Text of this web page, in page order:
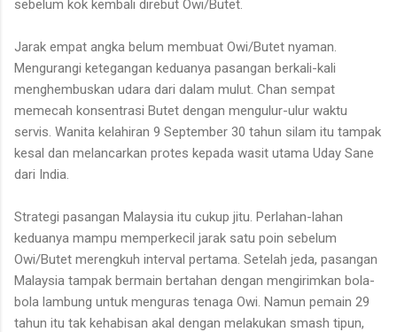
sebelum kok kembali direbut Owi/Butet.
Jarak empat angka belum membuat Owi/Butet nyaman.
Mengurangi ketegangan keduanya pasangan berkali-kali
menghembuskan udara dari dalam mulut. Chan sempat
memecah konsentrasi Butet dengan mengulur-ulur waktu
servis. Wanita kelahiran 9 September 30 tahun silam itu tampak
kesal dan melancarkan protes kepada wasit utama Uday Sane
dari India.
Strategi pasangan Malaysia itu cukup jitu. Perlahan-lahan
keduanya mampu memperkecil jarak satu poin sebelum
Owi/Butet merengkuh interval pertama. Setelah jeda, pasangan
Malaysia tampak bermain bertahan dengan mengirimkan bola-
bola lambung untuk menguras tenaga Owi. Namun pemain 29
tahun itu tak kehabisan akal dengan melakukan smash tipun,